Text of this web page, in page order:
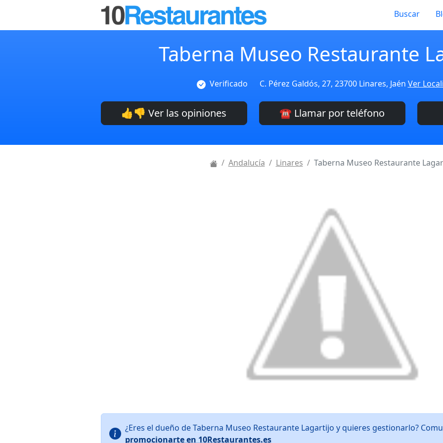
Buscar
Taberna Museo Restaurante
Verificado C. Pérez Galdós, 27, 23700 Linares, Jaén Ver
👍👎 Ver las opiniones ☎️ Llamar por teléfono
Andalucía Linares Taberna Museo Restaurante
¿Eres el dueño de Taberna Museo Restaurante Lagartijo y quieres gestionarlo?
promocionarte en 10Restaurantes.es